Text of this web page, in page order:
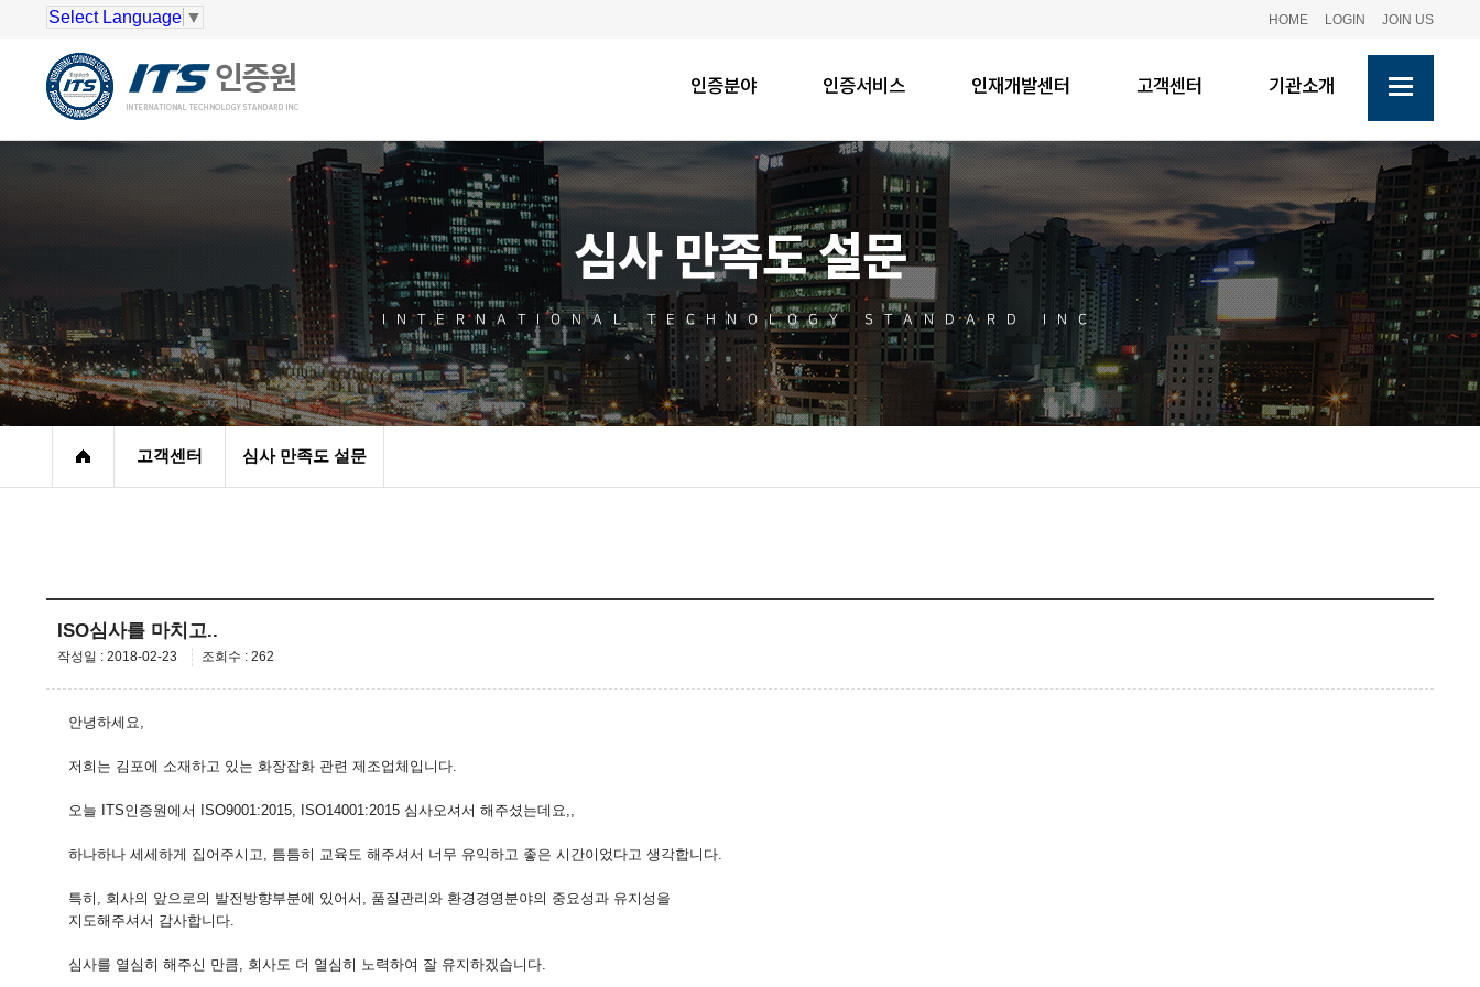
Select Language ▼ HOME LOGIN JOIN US
인증분야 인증서비스 인재개발센터 고객센터 기관소개
심사 만족도 설문
INTERNATIONAL TECHNOLOGY STANDARD INC
고객센터 심사 만족도 설문
ISO심사를 마치고..
작성일 : 2018-02-23 조회수 : 262
안녕하세요,
저희는 김포에 소재하고 있는 화장잡화 관련 제조업체입니다.
오늘 ITS인증원에서 ISO9001:2015, ISO14001:2015 심사오셔서 해주셨는데요,,
하나하나 세세하게 집어주시고, 틈틈히 교육도 해주셔서 너무 유익하고 좋은 시간이었다고 생각합니다.
특히, 회사의 앞으로의 발전방향부분에 있어서, 품질관리와 환경경영분야의 중요성과 유지성을
지도해주셔서 감사합니다.
심사를 열심히 해주신 만큼, 회사도 더 열심히 노력하여 잘 유지하겠습니다.